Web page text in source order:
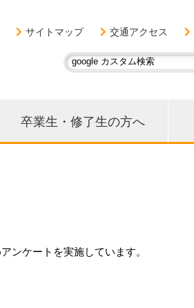
サイトマップ 交通アクセス
卒業生・修了生の方へ